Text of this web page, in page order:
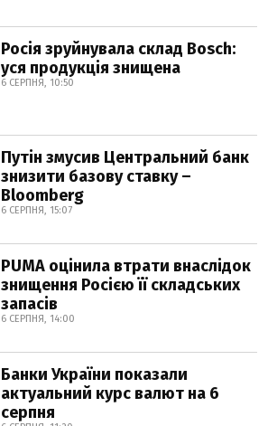
Росія зруйнувала склад Bosch:
уся продукція знищена
6 СЕРПНЯ, 10:50
Путін змусив Центральний банк
знизити базову ставку –
Bloomberg
6 СЕРПНЯ, 15:07
PUMA оцінила втрати внаслідок
знищення Росією її складських
запасів
6 СЕРПНЯ, 14:00
Банки України показали
актуальний курс валют на 6
серпня